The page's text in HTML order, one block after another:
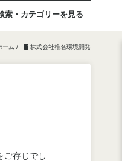
索・カテゴリーを見る
ーム / 株式会社椎名環境開発
ご存じでし